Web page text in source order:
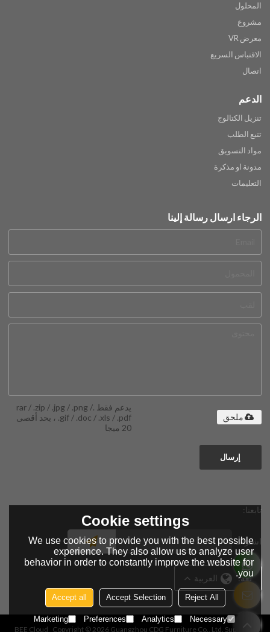
المحلول
مشروع
معرض VR
الاقتباس السريع
اتصال
الدعم
تنزيل الكتالوج
تتبع الطلب
مواد التسويق
مدونة او مذكرة
التعليمات
الرجاء ارسال رسالة إلينا
يدعم فقط .rar / .zip / .jpg / .png /
.gif / .doc / .xls / .pdf ، بحد أقصى
20 ميجا
ملحق
إرسال
تابعنا:
اشتراك
لغة: العربية
Copyright © 2026 Guangzhou CDG Furniture Co., Ltd. Support By
BEE Cloud
Cookie settings
We use cookies to provide you with the best possible
experience. They also allow us to analyze user
behavior in order to constantly improve the website for
you.
Reject All
Accept Selection
Accept all
Necessary
Analytics
Preferences
Marketing